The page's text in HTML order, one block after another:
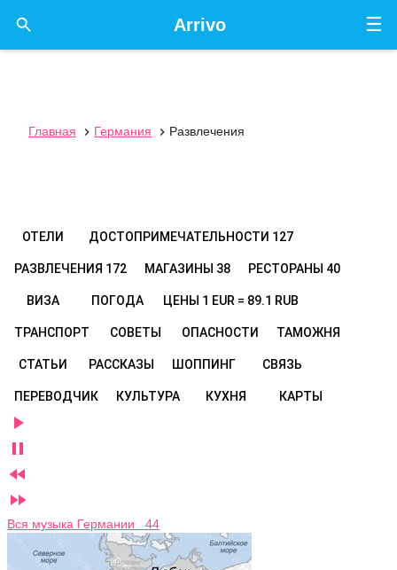
☰
Arrivo

Главная  Германия  Развлечения
ОТЕЛИ ДОСТОПРИМЕЧАТЕЛЬНОСТИ 127
РАЗВЛЕЧЕНИЯ 172 МАГАЗИНЫ 38 РЕСТОРАНЫ 40
ВИЗА ПОГОДА ЦЕНЫ 1 EUR = 89.1 RUB
ТРАНСПОРТ СОВЕТЫ ОПАСНОСТИ ТАМОЖНЯ
СТАТЬИ РАССКАЗЫ ШОППИНГ СВЯЗЬ
ПЕРЕВОДЧИК КУЛЬТУРА КУХНЯ КАРТЫ




Вся музыка Германии 44